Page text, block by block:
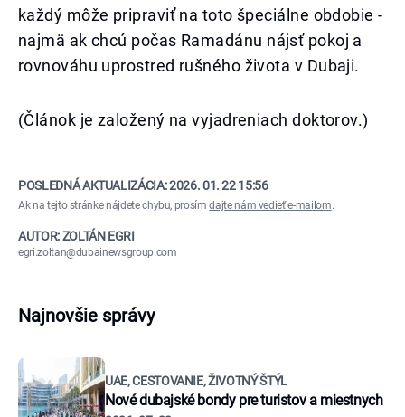
každý môže pripraviť na toto špeciálne obdobie -
najmä ak chcú počas Ramadánu nájsť pokoj a
rovnováhu uprostred rušného života v Dubaji.
(Článok je založený na vyjadreniach doktorov.)
POSLEDNÁ AKTUALIZÁCIA:2026. 01. 22 15:56
Ak na tejto stránke nájdete chybu, prosímdajte nám vedieť e-mailom.
AUTOR: ZOLTÁN EGRI
egri.zoltan@dubainewsgroup.com
Najnovšie správy
UAE, CESTOVANIE, ŽIVOTNÝ ŠTÝL
Nové dubajské bondy pre turistov a miestnych